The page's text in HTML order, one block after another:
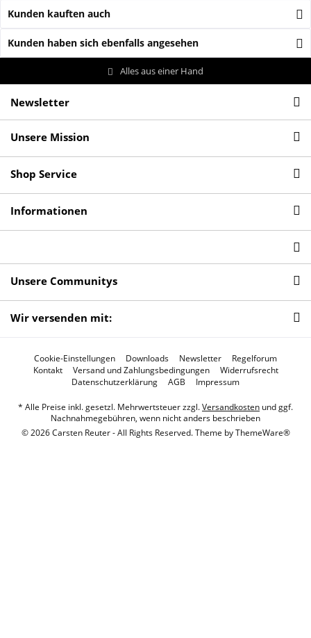
Kunden kauften auch
Kunden haben sich ebenfalls angesehen
Alles aus einer Hand
Newsletter
Unsere Mission
Shop Service
Informationen
Unsere Communitys
Wir versenden mit:
Cookie-Einstellungen Downloads Newsletter
Regelforum
Kontakt
Versand und Zahlungsbedingungen
Widerrufsrecht
Datenschutzerklärung
AGB Impressum
* Alle Preise inkl. gesetzl. Mehrwertsteuer zzgl.Versandkosten und ggf.
Nachnahmegebühren, wenn nicht anders beschrieben
© 2026 Carsten Reuter - All Rights Reserved. Theme byThemeWare®